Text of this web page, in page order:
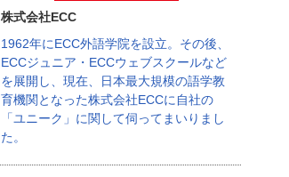
株式会社ECC
1962年にECC外語学院を設立。その後、
ECCジュニア・ECCウェブスクールなど
を展開し、現在、日本最大規模の語学教
育機関となった株式会社ECCに自社の
「ユニーク」に関して伺ってまいりまし
た。